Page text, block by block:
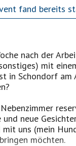
fand bereits
nach der
mit
in Schondorf am
neue
mit uns (mein
möchten.